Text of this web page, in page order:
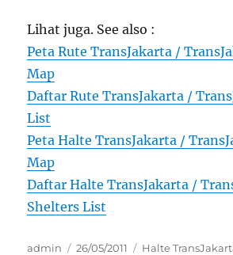
Lihat juga. See also :
Peta Rute TransJakarta /
Map
Daftar Rute TransJakarta /
List
Peta Halte TransJakarta /
Map
Daftar Halte TransJakarta /
Shelters List
Author
admin
Posted
26/05/2011 Categories
Halte